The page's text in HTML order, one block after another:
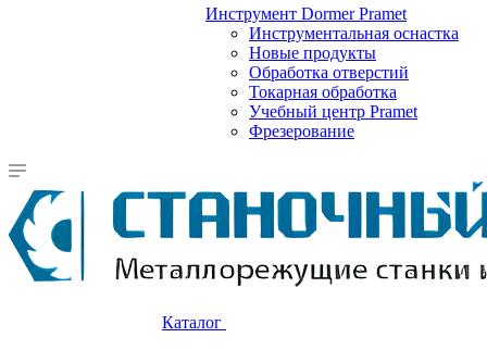
Инструмент Dormer Pramet
Инструментальная оснастка
Новые продукты
Обработка отверстий
Токарная обработка
Учебный центр Pramet
Фрезерование
Каталог